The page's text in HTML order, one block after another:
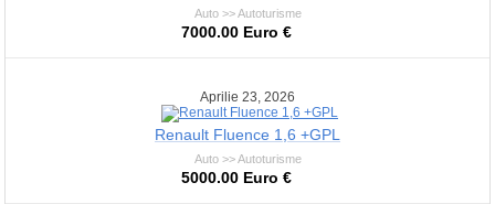
Auto >> Autoturisme
7000.00 Euro €
Aprilie 23, 2026
Renault Fluence 1,6 +GPL
Auto >> Autoturisme
5000.00 Euro €